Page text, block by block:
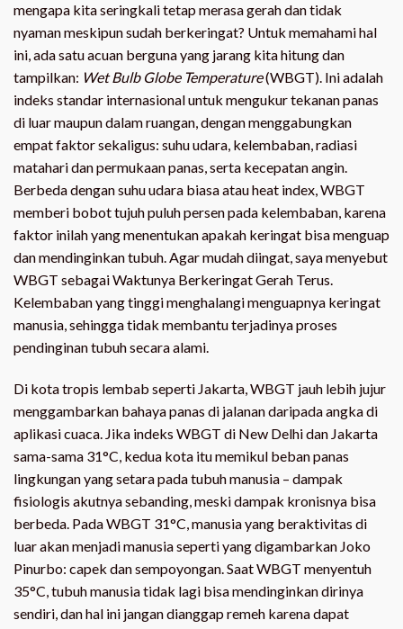
mengapa kita seringkali tetap merasa gerah dan tidak
nyaman meskipun sudah berkeringat? Untuk memahami hal
ini, ada satu acuan berguna yang jarang kita hitung dan
tampilkan: Wet Bulb Globe Temperature(WBGT). Ini adalah
indeks standar internasional untuk mengukur tekanan panas
di luar maupun dalam ruangan, dengan menggabungkan
empat faktor sekaligus: suhu udara, kelembaban, radiasi
matahari dan permukaan panas, serta kecepatan angin.
Berbeda dengan suhu udara biasa atau heat index, WBGT
memberi bobot tujuh puluh persen pada kelembaban, karena
faktor inilah yang menentukan apakah keringat bisa menguap
dan mendinginkan tubuh. Agar mudah diingat, saya menyebut
WBGT sebagai Waktunya Berkeringat Gerah Terus.
Kelembaban yang tinggi menghalangi menguapnya keringat
manusia, sehingga tidak membantu terjadinya proses
pendinginan tubuh secara alami.
Di kota tropis lembab seperti Jakarta, WBGT jauh lebih jujur
menggambarkan bahaya panas di jalanan daripada angka di
aplikasi cuaca. Jika indeks WBGT di New Delhi dan Jakarta
sama-sama 31°C, kedua kota itu memikul beban panas
lingkungan yang setara pada tubuh manusia – dampak
fisiologis akutnya sebanding, meski dampak kronisnya bisa
berbeda. Pada WBGT 31°C, manusia yang beraktivitas di
luar akan menjadi manusia seperti yang digambarkan Joko
Pinurbo: capek dan sempoyongan. Saat WBGT menyentuh
35°C, tubuh manusia tidak lagi bisa mendinginkan dirinya
sendiri, dan hal ini jangan dianggap remeh karena dapat